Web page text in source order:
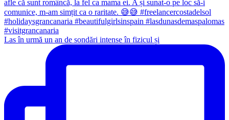
Las în urmă un an de sondări intense în fizicul și